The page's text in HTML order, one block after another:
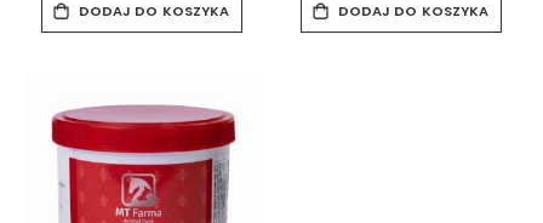
DODAJ DO KOSZYKA DODAJ DO KOSZYKA